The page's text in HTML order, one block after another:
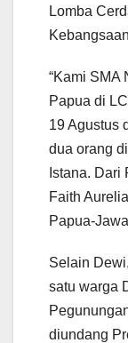
Lomba
“Kami SMA
Papua di
19 Agustus
dua orang
Istana. Dari
Faith
Papua-
Selain
satu warga
diundang